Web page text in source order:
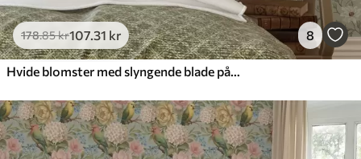
178.85kr107.31 kr 8
Hvide blomster med slyngende blade på lys baggrund